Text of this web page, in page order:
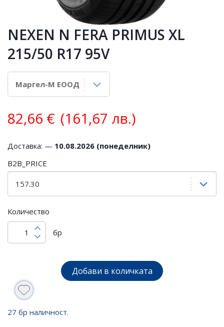
NEXEN N FERA PRIMUS XL
215/50 R17 95V
82,66 € (161,67 лв.)
Доставка: — 10.08.2026 (понеделник)
B2B_PRICE
Количество
бр
Добави в количката
27 бр наличност.